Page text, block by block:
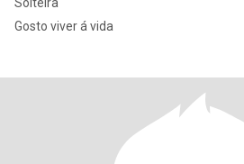
Gosto viver á vida